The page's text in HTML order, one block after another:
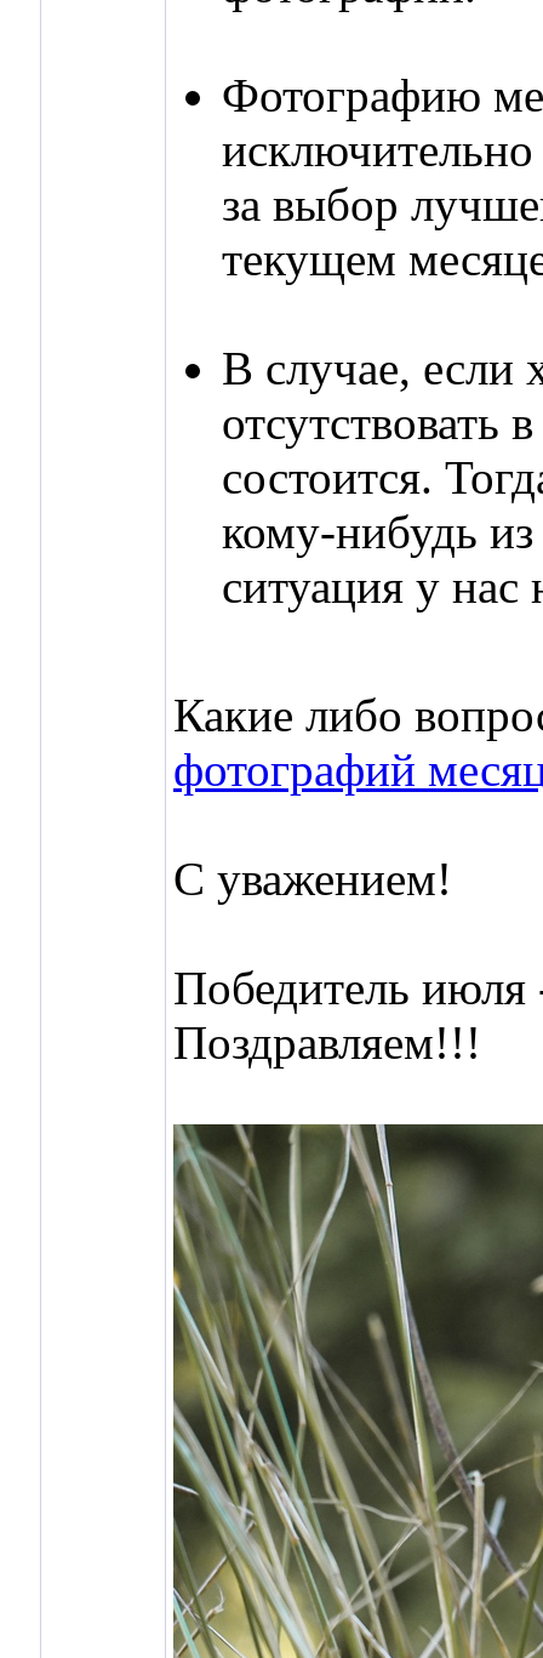
Фотографию
исключительно
за выбор
текущем
В случае,
состоится.
кому-нибудь
ситуация у нас
Какие либо
фотографий
С уважением!
Победитель
Поздравляем!!!